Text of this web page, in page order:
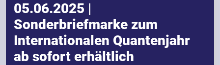
05.06.2025 |
Sonderbriefmarke zum
Internationalen Quantenjahr
ab sofort erhältlich